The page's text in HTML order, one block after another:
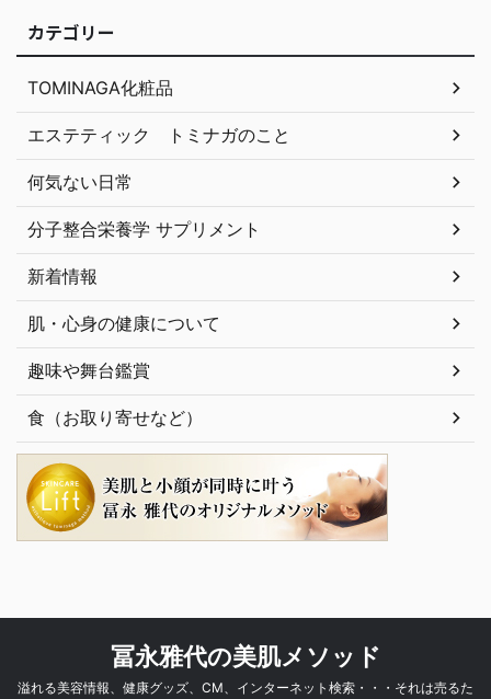
カテゴリー
TOMINAGA化粧品
エステティック トミナガのこと
何気ない日常
分子整合栄養学 サプリメント
新着情報
肌・心身の健康について
趣味や舞台鑑賞
食（お取り寄せなど）
冨永雅代の美肌メソッド
溢れる美容情報、健康グッズ、CM、インターネット検索・・・それは売るた